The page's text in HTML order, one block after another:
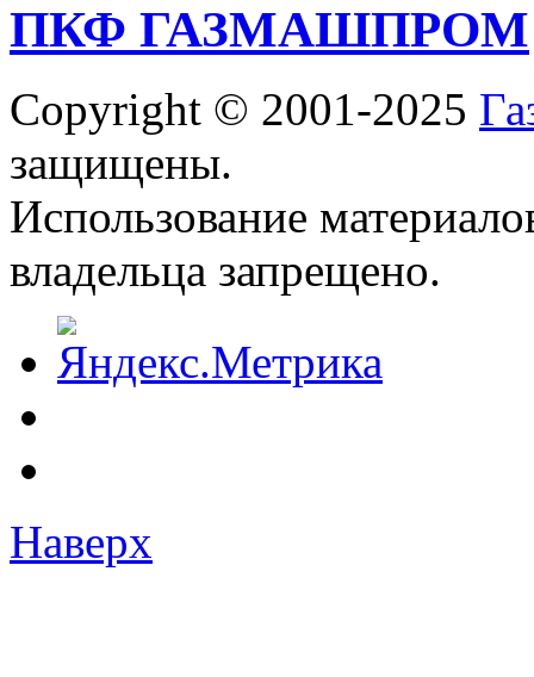
ПКФ ГАЗМАШПРОМ
Copyright © 2001-2025
защищены.
Использование
владельца запрещено.
Наверх